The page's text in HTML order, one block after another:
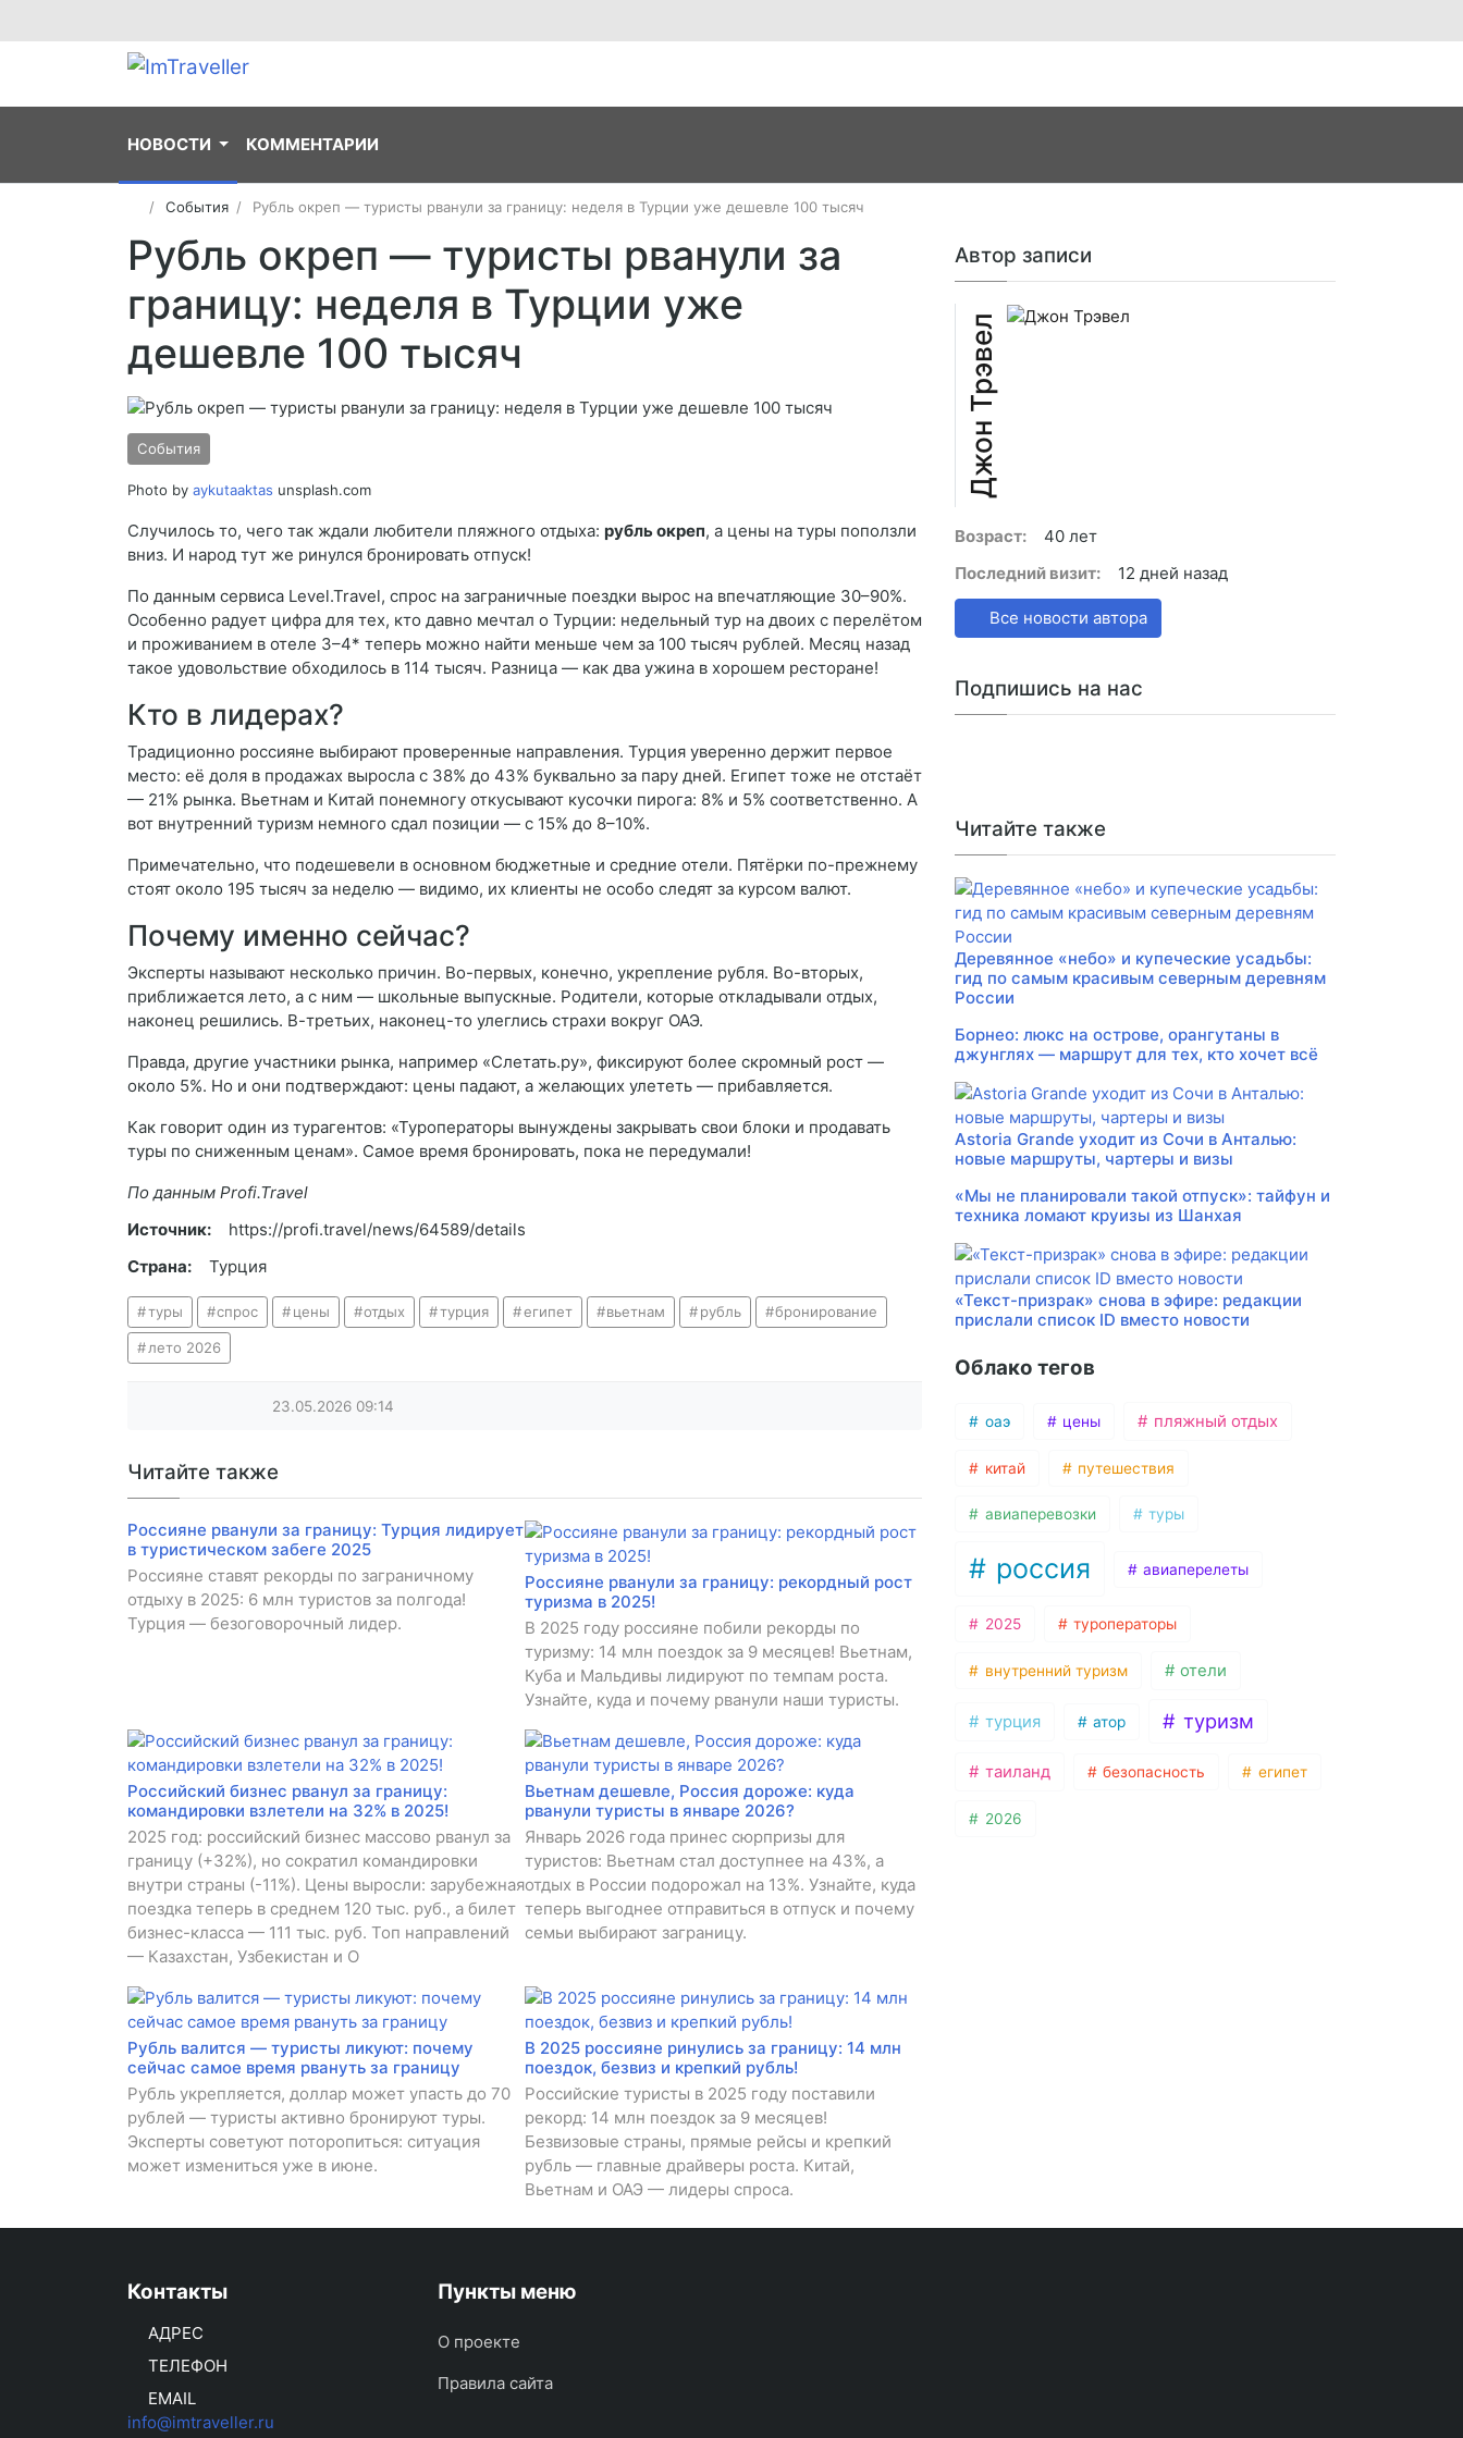
НОВОСТИ КОММЕНТАРИИ
События Рубль окреп — туристы рванули за границу: неделя в Турции уже дешевле 100 тысяч
Рубль окреп — туристы рванули за
границу: неделя в Турции уже
дешевле 100 тысяч
События
Photo by aykutaaktas unsplash.com
Случилось то, чего так ждали любители пляжного отдыха: рубль окреп, а цены на туры поползли
вниз. И народ тут же ринулся бронировать отпуск!
По данным сервиса Level.Travel, спрос на заграничные поездки вырос на впечатляющие 30–90%.
Особенно радует цифра для тех, кто давно мечтал о Турции: недельный тур на двоих с перелётом
и проживанием в отеле 3–4* теперь можно найти меньше чем за 100 тысяч рублей. Месяц назад
такое удовольствие обходилось в 114 тысяч. Разница — как два ужина в хорошем ресторане!
Кто в лидерах?
Традиционно россияне выбирают проверенные направления. Турция уверенно держит первое
место: её доля в продажах выросла с 38% до 43% буквально за пару дней. Египет тоже не отстаёт
— 21% рынка. Вьетнам и Китай понемногу откусывают кусочки пирога: 8% и 5% соответственно. А
вот внутренний туризм немного сдал позиции — с 15% до 8–10%.
Примечательно, что подешевели в основном бюджетные и средние отели. Пятёрки по-прежнему
стоят около 195 тысяч за неделю — видимо, их клиенты не особо следят за курсом валют.
Почему именно сейчас?
Эксперты называют несколько причин. Во-первых, конечно, укрепление рубля. Во-вторых,
приближается лето, а с ним — школьные выпускные. Родители, которые откладывали отдых,
наконец решились. В-третьих, наконец-то улеглись страхи вокруг ОАЭ.
Правда, другие участники рынка, например «Слетать.ру», фиксируют более скромный рост —
около 5%. Но и они подтверждают: цены падают, а желающих улететь — прибавляется.
Как говорит один из турагентов: «Туроператоры вынуждены закрывать свои блоки и продавать
туры по сниженным ценам». Самое время бронировать, пока не передумали!
По данным Profi.Travel
Источник:
https://profi.travel/news/64589/details
Страна:
Турция
туры спрос цены отдых турция египет вьетнам рубль бронирование
лето 2026
23.05.2026 09:14
Читайте также
Россияне рванули за границу: Турция лидирует
в туристическом забеге 2025
Россияне ставят рекорды по заграничному
отдыху в 2025: 6 млн туристов за полгода!
Турция — безоговорочный лидер.
Россияне рванули за границу: рекордный рост
туризма в 2025!
В 2025 году россияне побили рекорды по
туризму: 14 млн поездок за 9 месяцев! Вьетнам,
Куба и Мальдивы лидируют по темпам роста.
Узнайте, куда и почему рванули наши туристы.
Российский бизнес рванул за границу:
командировки взлетели на 32% в 2025!
2025 год: российский бизнес массово рванул за
границу (+32%), но сократил командировки
внутри страны (-11%). Цены выросли: зарубежная
поездка теперь в среднем 120 тыс. руб., а билет
бизнес-класса — 111 тыс. руб. Топ направлений
— Казахстан, Узбекистан и О
Вьетнам дешевле, Россия дороже: куда
рванули туристы в январе 2026?
Январь 2026 года принес сюрпризы для
туристов: Вьетнам стал доступнее на 43%, а
отдых в России подорожал на 13%. Узнайте, куда
теперь выгоднее отправиться в отпуск и почему
семьи выбирают заграницу.
Рубль валится — туристы ликуют: почему
сейчас самое время рвануть за границу
Рубль укрепляется, доллар может упасть до 70
рублей — туристы активно бронируют туры.
Эксперты советуют поторопиться: ситуация
может измениться уже в июне.
В 2025 россияне ринулись за границу: 14 млн
поездок, безвиз и крепкий рубль!
Российские туристы в 2025 году поставили
рекорд: 14 млн поездок за 9 месяцев!
Безвизовые страны, прямые рейсы и крепкий
рубль — главные драйверы роста. Китай,
Вьетнам и ОАЭ — лидеры спроса.
Автор записи
Джон Трэвел
Возраст:
40 лет
Последний визит:
12 дней назад
Все новости автора
Подпишись на нас
Читайте также
Деревянное «небо» и купеческие усадьбы:
гид по самым красивым северным деревням
России
Борнео: люкс на острове, орангутаны в
джунглях — маршрут для тех, кто хочет всё
Astoria Grande уходит из Сочи в Анталью:
новые маршруты, чартеры и визы
«Мы не планировали такой отпуск»: тайфун и
техника ломают круизы из Шанхая
«Текст-призрак» снова в эфире: редакции
прислали список ID вместо новости
Облако тегов
оаэ цены пляжный отдых
китай путешествия
авиаперевозки туры
россия авиаперелеты
2025 туроператоры
внутренний туризм отели
турция атор туризм
таиланд безопасность египет
2026
Контакты
АДРЕС
ТЕЛЕФОН
EMAIL
info@imtraveller.ru
Пункты меню
О проекте
Правила сайта